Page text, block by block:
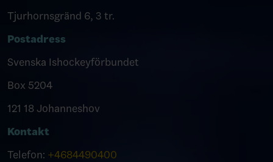
Tjurhornsgränd 6, 3 tr.
Postadress
Svenska Ishockeyförbundet
Box 5204
121 18 Johanneshov
Kontakt
Telefon: +4684490400